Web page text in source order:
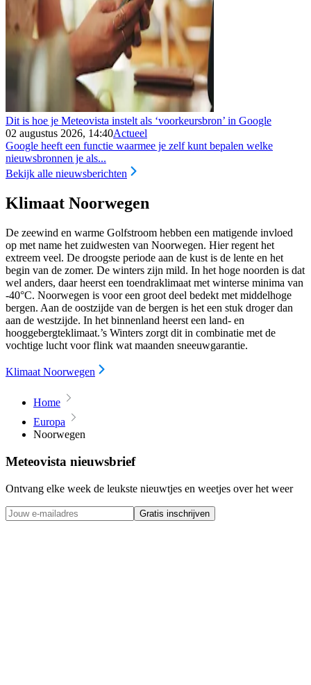
Dit is hoe je Meteovista instelt als ‘voorkeursbron’ in Google
02 augustus 2026, 14:40Actueel
Google heeft een functie waarmee je zelf kunt bepalen welke
nieuwsbronnen je als...
Bekijk alle nieuwsberichten
Klimaat Noorwegen
De zeewind en warme Golfstroom hebben een matigende invloed
op met name het zuidwesten van Noorwegen. Hier regent het
extreem veel. De droogste periode aan de kust is de lente en het
begin van de zomer. De winters zijn mild. In het hoge noorden is dat
wel anders, daar heerst een toendraklimaat met winterse minima van
-40°C. Noorwegen is voor een groot deel bedekt met middelhoge
bergen. Aan de oostzijde van de bergen is het een stuk droger dan
aan de westzijde. In het binnenland heerst een land- en
hooggebergteklimaat.’s Winters zorgt dit in combinatie met de
vochtige lucht voor flink wat maanden sneeuwgarantie.
Klimaat Noorwegen
Home
Europa
Noorwegen
Meteovista nieuwsbrief
Ontvang elke week de leukste nieuwtjes en weetjes over het weer
Gratis inschrijven